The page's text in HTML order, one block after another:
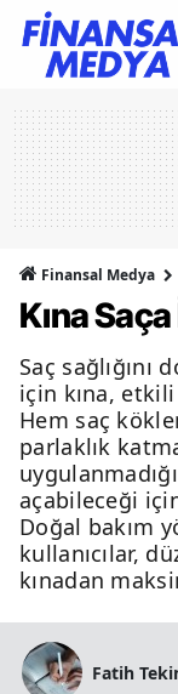
Finansal Medya
Kına
Saç
için kına,
Hem saç
parlaklık
açabileceği
Doğal bakım
kullanıcılar,
kınadan
Fatih